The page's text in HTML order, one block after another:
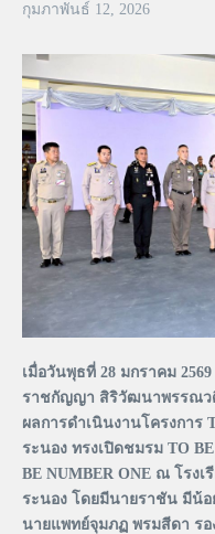
กุมภาพันธ์ 12, 2026
เมื่อวันพุธที่ 28 มกราคม
ราชกัญญา สิริวัฒนาพรรณว
ผลการดำเนินงานโครงการ
ระนอง ทรงเปิดชมรม TO
BE NUMBER ONE ณ โรง
ระนอง โดยมีนายราชัน มีน้อ
นายแพทย์จุมภฏ พรมสีดา ร